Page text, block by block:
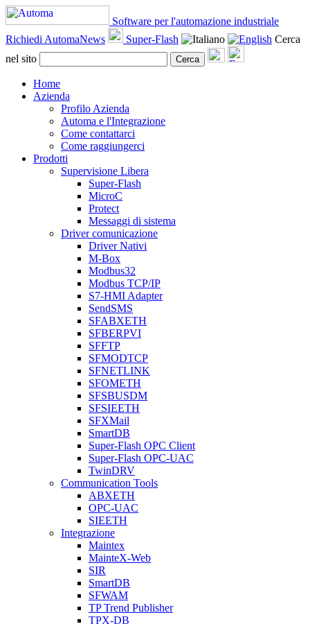
Software per l'automazione industriale
Richiedi AutomaNews
Super-Flash
Cerca
nel sito
Cerca
Home
Azienda
Profilo Azienda
Automa e l'Integrazione
Come contattarci
Come raggiungerci
Prodotti
Supervisione Libera
Super-Flash
MicroC
Protect
Messaggi di sistema
Driver comunicazione
Driver Nativi
M-Box
Modbus32
Modbus TCP/IP
S7-HMI Adapter
SendSMS
SFABXETH
SFBERPVI
SFFTP
SFMODTCP
SFNETLINK
SFOMETH
SFSBUSDM
SFSIEETH
SFXMail
SmartDB
Super-Flash OPC Client
Super-Flash OPC-UAC
TwinDRV
Communication Tools
ABXETH
OPC-UAC
SIEETH
Integrazione
Maintex
MainteX-Web
SIR
SmartDB
SFWAM
TP Trend Publisher
TPX-DB